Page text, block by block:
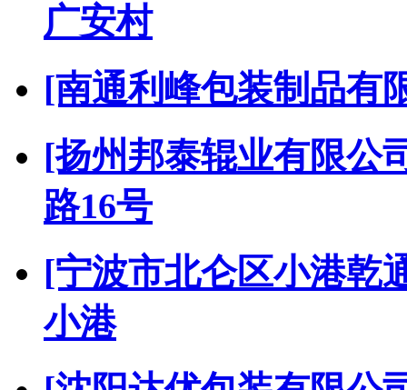
广安村
[南通利峰包装制品有
[扬州邦泰辊业有限公
路16号
[宁波市北仑区小港乾
小港